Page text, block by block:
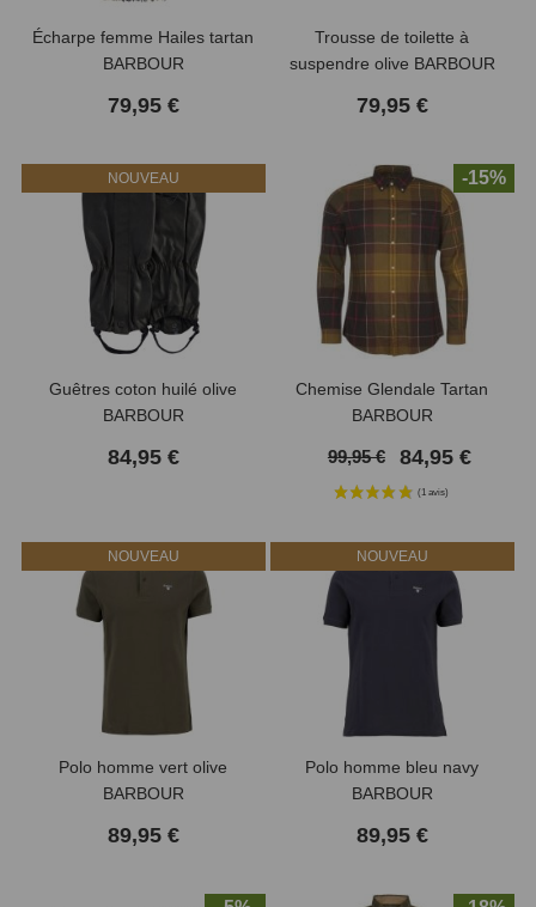
(1 avis)
Écharpe femme Hailes tartan
BARBOUR
79,95 €
Trousse de toilette à
suspendre olive BARBOUR
79,95 €
NOUVEAU
Guêtres coton huilé olive
BARBOUR
84,95 €
-15%
Chemise Glendale Tartan
BARBOUR
99,95 € 84,95 €
NOUVEAU
Polo homme vert olive
BARBOUR
89,95 €
NOUVEAU
Polo homme bleu navy
BARBOUR
89,95 €